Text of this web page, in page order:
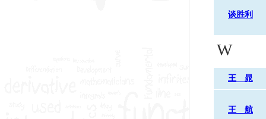
谈胜利
W
王 晁
王 航